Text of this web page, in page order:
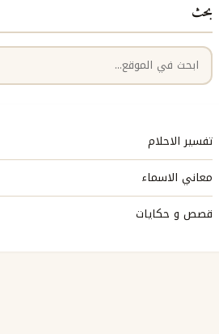
بحث
البحث
تفسير الاحلام
معاني الاسماء
قصص و حكايات